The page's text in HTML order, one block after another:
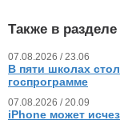
Также в разделе
07.08.2026 / 23.06
В пяти школах
госпрограмме
07.08.2026 / 20.09
iPhone может